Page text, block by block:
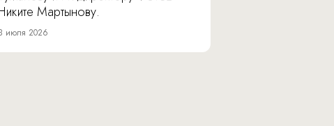
Мартынову.
июля 2026